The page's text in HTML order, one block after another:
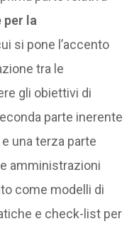
la
si pone l’accento
tra le
gli obiettivi di
parte inerente
una terza parte
amministrazioni
come modelli di
e check-list per